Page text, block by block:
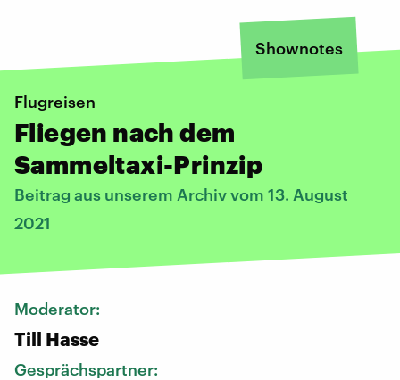
Shownotes
Flugreisen
Fliegen nach dem
Sammeltaxi-Prinzip
Beitrag aus unserem Archiv vom 13. August
2021
Moderator:
Till Hasse
Gesprächspartner: